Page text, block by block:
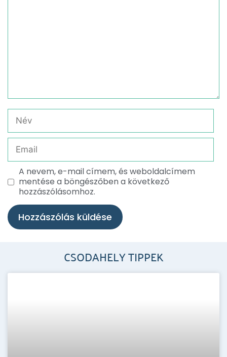
A nevem, e-mail címem, és weboldalcímem
mentése a böngészőben a következő
hozzászólásomhoz.
CSODAHELY TIPPEK